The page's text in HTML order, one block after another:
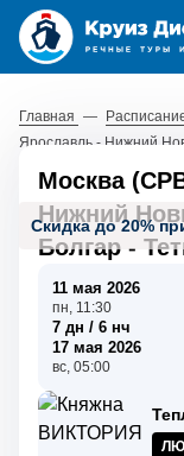
Главная —
Ярославль - Нижний
Скидка до 20%
Москва
Нижний
Болгар -
11 мая 2026
пн, 11:30
7 дн / 6 нч
17 мая 2026
вс, 05:00